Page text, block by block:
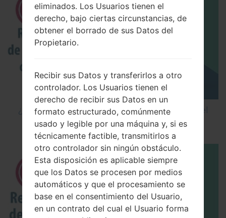
¿Cómo restablecer datos de fábrica a través del
código en LG Cookie Smart T375?
eliminados. Los Usuarios tienen el
derecho, bajo ciertas circunstancias, de
obtener el borrado de sus Datos del
Propietario.
Recibir sus Datos y transferirlos a otro
controlador. Los Usuarios tienen el
derecho de recibir sus Datos en un
formato estructurado, comúnmente
usado y legible por una máquina y, si es
técnicamente factible, transmitirlos a
otro controlador sin ningún obstáculo.
Esta disposición es aplicable siempre
que los Datos se procesen por medios
automáticos y que el procesamiento se
base en el consentimiento del Usuario,
en un contrato del cual el Usuario forma